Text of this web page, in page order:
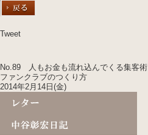
Tweet
No.89 人もお金も流れ込んでくる集客術
ファンクラブのつくり方
2014年2月14日(金)